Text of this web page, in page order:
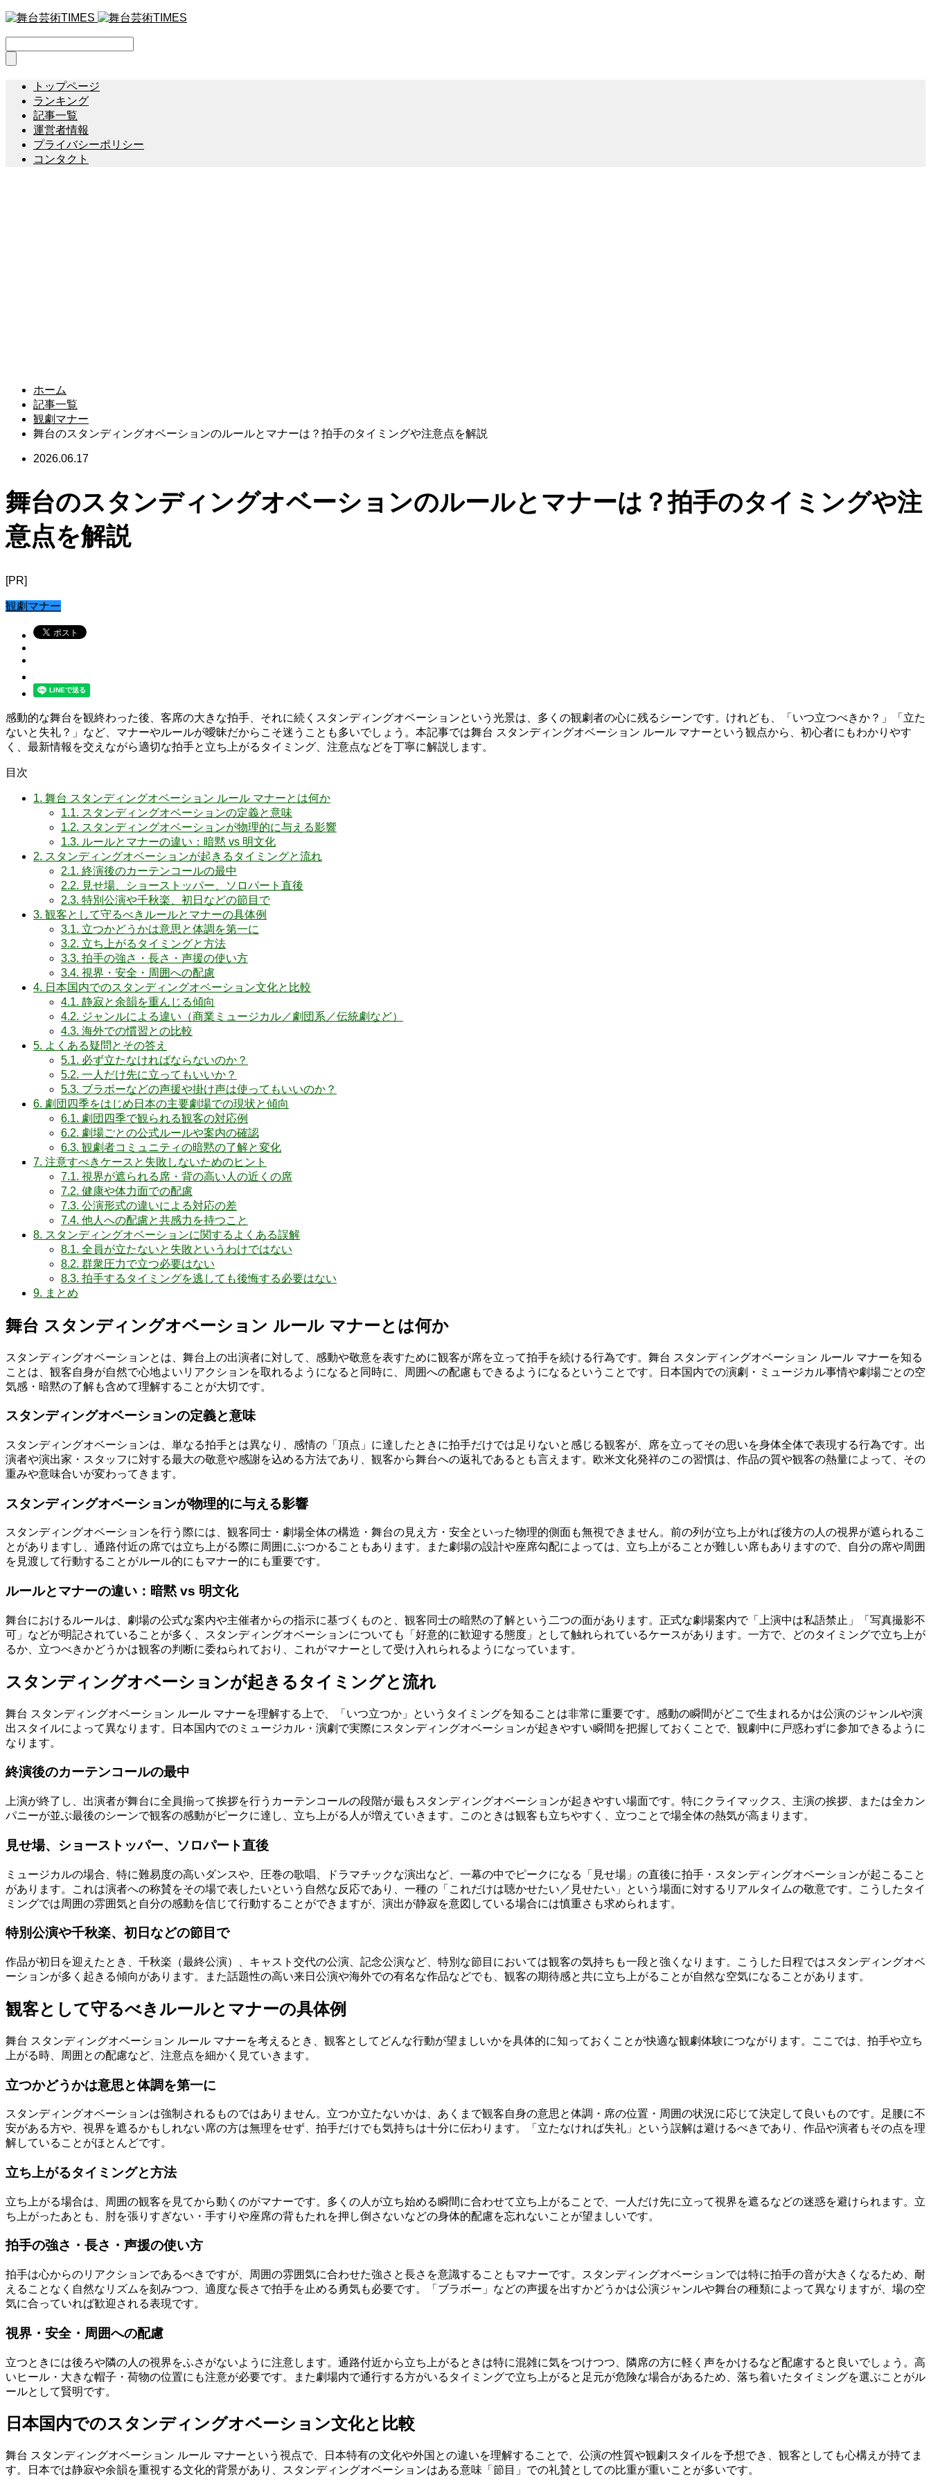
トップページ
ランキング
記事一覧
運営者情報
プライバシーポリシー
コンタクト
ホーム
記事一覧
観劇マナー
舞台のスタンディングオベーションのルールとマナーは？拍手のタイミングや注意点を解説
2026.06.17
舞台のスタンディングオベーションのルールとマナーは？拍手のタイミングや注
意点を解説
[PR]
観劇マナー
感動的な舞台を観終わった後、客席の大きな拍手、それに続くスタンディングオベーションという光景は、多くの観劇者の心に残るシーンです。けれども、「いつ立つべきか？」「立た
ないと失礼？」など、マナーやルールが曖昧だからこそ迷うことも多いでしょう。本記事では舞台 スタンディングオベーション ルール マナーという観点から、初心者にもわかりやす
く、最新情報を交えながら適切な拍手と立ち上がるタイミング、注意点などを丁寧に解説します。
目次
1. 舞台 スタンディングオベーション ルール マナーとは何か
1.1. スタンディングオベーションの定義と意味
1.2. スタンディングオベーションが物理的に与える影響
1.3. ルールとマナーの違い：暗黙 vs 明文化
2. スタンディングオベーションが起きるタイミングと流れ
2.1. 終演後のカーテンコールの最中
2.2. 見せ場、ショーストッパー、ソロパート直後
2.3. 特別公演や千秋楽、初日などの節目で
3. 観客として守るべきルールとマナーの具体例
3.1. 立つかどうかは意思と体調を第一に
3.2. 立ち上がるタイミングと方法
3.3. 拍手の強さ・長さ・声援の使い方
3.4. 視界・安全・周囲への配慮
4. 日本国内でのスタンディングオベーション文化と比較
4.1. 静寂と余韻を重んじる傾向
4.2. ジャンルによる違い（商業ミュージカル／劇団系／伝統劇など）
4.3. 海外での慣習との比較
5. よくある疑問とその答え
5.1. 必ず立たなければならないのか？
5.2. 一人だけ先に立ってもいいか？
5.3. ブラボーなどの声援や掛け声は使ってもいいのか？
6. 劇団四季をはじめ日本の主要劇場での現状と傾向
6.1. 劇団四季で観られる観客の対応例
6.2. 劇場ごとの公式ルールや案内の確認
6.3. 観劇者コミュニティの暗黙の了解と変化
7. 注意すべきケースと失敗しないためのヒント
7.1. 視界が遮られる席・背の高い人の近くの席
7.2. 健康や体力面での配慮
7.3. 公演形式の違いによる対応の差
7.4. 他人への配慮と共感力を持つこと
8. スタンディングオベーションに関するよくある誤解
8.1. 全員が立たないと失敗というわけではない
8.2. 群衆圧力で立つ必要はない
8.3. 拍手するタイミングを逃しても後悔する必要はない
9. まとめ
舞台 スタンディングオベーション ルール マナーとは何か
スタンディングオベーションとは、舞台上の出演者に対して、感動や敬意を表すために観客が席を立って拍手を続ける行為です。舞台 スタンディングオベーション ルール マナーを知る
ことは、観客自身が自然で心地よいリアクションを取れるようになると同時に、周囲への配慮もできるようになるということです。日本国内での演劇・ミュージカル事情や劇場ごとの空
気感・暗黙の了解も含めて理解することが大切です。
スタンディングオベーションの定義と意味
スタンディングオベーションは、単なる拍手とは異なり、感情の「頂点」に達したときに拍手だけでは足りないと感じる観客が、席を立ってその思いを身体全体で表現する行為です。出
演者や演出家・スタッフに対する最大の敬意や感謝を込める方法であり、観客から舞台への返礼であるとも言えます。欧米文化発祥のこの習慣は、作品の質や観客の熱量によって、その
重みや意味合いが変わってきます。
スタンディングオベーションが物理的に与える影響
スタンディングオベーションを行う際には、観客同士・劇場全体の構造・舞台の見え方・安全といった物理的側面も無視できません。前の列が立ち上がれば後方の人の視界が遮られるこ
とがありますし、通路付近の席では立ち上がる際に周囲にぶつかることもあります。また劇場の設計や座席勾配によっては、立ち上がることが難しい席もありますので、自分の席や周囲
を見渡して行動することがルール的にもマナー的にも重要です。
ルールとマナーの違い：暗黙 vs 明文化
舞台におけるルールは、劇場の公式な案内や主催者からの指示に基づくものと、観客同士の暗黙の了解という二つの面があります。正式な劇場案内で「上演中は私語禁止」「写真撮影不
可」などが明記されていることが多く、スタンディングオベーションについても「好意的に歓迎する態度」として触れられているケースがあります。一方で、どのタイミングで立ち上が
るか、立つべきかどうかは観客の判断に委ねられており、これがマナーとして受け入れられるようになっています。
スタンディングオベーションが起きるタイミングと流れ
舞台 スタンディングオベーション ルール マナーを理解する上で、「いつ立つか」というタイミングを知ることは非常に重要です。感動の瞬間がどこで生まれるかは公演のジャンルや演
出スタイルによって異なります。日本国内でのミュージカル・演劇で実際にスタンディングオベーションが起きやすい瞬間を把握しておくことで、観劇中に戸惑わずに参加できるように
なります。
終演後のカーテンコールの最中
上演が終了し、出演者が舞台に全員揃って挨拶を行うカーテンコールの段階が最もスタンディングオベーションが起きやすい場面です。特にクライマックス、主演の挨拶、または全カン
パニーが並ぶ最後のシーンで観客の感動がピークに達し、立ち上がる人が増えていきます。このときは観客も立ちやすく、立つことで場全体の熱気が高まります。
見せ場、ショーストッパー、ソロパート直後
ミュージカルの場合、特に難易度の高いダンスや、圧巻の歌唱、ドラマチックな演出など、一幕の中でピークになる「見せ場」の直後に拍手・スタンディングオベーションが起こること
があります。これは演者への称賛をその場で表したいという自然な反応であり、一種の「これだけは聴かせたい／見せたい」という場面に対するリアルタイムの敬意です。こうしたタイ
ミングでは周囲の雰囲気と自分の感動を信じて行動することができますが、演出が静寂を意図している場合には慎重さも求められます。
特別公演や千秋楽、初日などの節目で
作品が初日を迎えたとき、千秋楽（最終公演）、キャスト交代の公演、記念公演など、特別な節目においては観客の気持ちも一段と強くなります。こうした日程ではスタンディングオベ
ーションが多く起きる傾向があります。また話題性の高い来日公演や海外での有名な作品などでも、観客の期待感と共に立ち上がることが自然な空気になることがあります。
観客として守るべきルールとマナーの具体例
舞台 スタンディングオベーション ルール マナーを考えるとき、観客としてどんな行動が望ましいかを具体的に知っておくことが快適な観劇体験につながります。ここでは、拍手や立ち
上がる時、周囲との配慮など、注意点を細かく見ていきます。
立つかどうかは意思と体調を第一に
スタンディングオベーションは強制されるものではありません。立つか立たないかは、あくまで観客自身の意思と体調・席の位置・周囲の状況に応じて決定して良いものです。足腰に不
安がある方や、視界を遮るかもしれない席の方は無理をせず、拍手だけでも気持ちは十分に伝わります。「立たなければ失礼」という誤解は避けるべきであり、作品や演者もその点を理
解していることがほとんどです。
立ち上がるタイミングと方法
立ち上がる場合は、周囲の観客を見てから動くのがマナーです。多くの人が立ち始める瞬間に合わせて立ち上がることで、一人だけ先に立って視界を遮るなどの迷惑を避けられます。立
ち上がったあとも、肘を張りすぎない・手すりや座席の背もたれを押し倒さないなどの身体的配慮を忘れないことが望ましいです。
拍手の強さ・長さ・声援の使い方
拍手は心からのリアクションであるべきですが、周囲の雰囲気に合わせた強さと長さを意識することもマナーです。スタンディングオベーションでは特に拍手の音が大きくなるため、耐
えることなく自然なリズムを刻みつつ、適度な長さで拍手を止める勇気も必要です。「ブラボー」などの声援を出すかどうかは公演ジャンルや舞台の種類によって異なりますが、場の空
気に合っていれば歓迎される表現です。
視界・安全・周囲への配慮
立つときには後ろや隣の人の視界をふさがないように注意します。通路付近から立ち上がるときは特に混雑に気をつけつつ、隣席の方に軽く声をかけるなど配慮すると良いでしょう。高
いヒール・大きな帽子・荷物の位置にも注意が必要です。また劇場内で通行する方がいるタイミングで立ち上がると足元が危険な場合があるため、落ち着いたタイミングを選ぶことがル
ールとして賢明です。
日本国内でのスタンディングオベーション文化と比較
舞台 スタンディングオベーション ルール マナーという視点で、日本特有の文化や外国との違いを理解することで、公演の性質や観劇スタイルを予想でき、観客としても心構えが持てま
す。日本では静寂や余韻を重視する文化的背景があり、スタンディングオベーションはある意味「節目」での礼賛としての比重が重いことが多いです。